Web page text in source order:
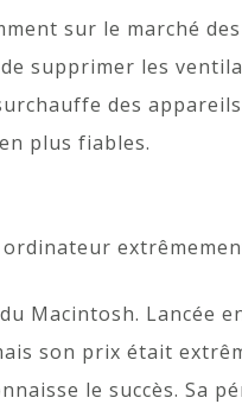
sur le marché
supprimer les
des
plus fiables.
Macintosh. Lancée
son prix était
le succès. Sa